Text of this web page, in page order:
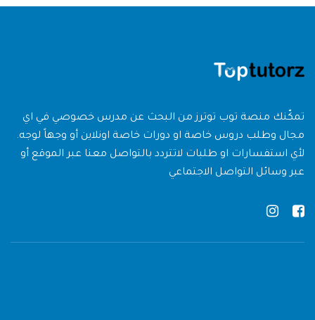
تمكّنك منصة توب توترز من البحث عن مدرس خصوصي في اي
مجال وطلب دروس خاصة او دورات خاصة اونلاين أو وجهاً لوجه.
لأي استفسارات او طلبات لاتتردد بالتواصل معنا عبر الموقع أو
عبر وسائل التواصل الاجتماعي